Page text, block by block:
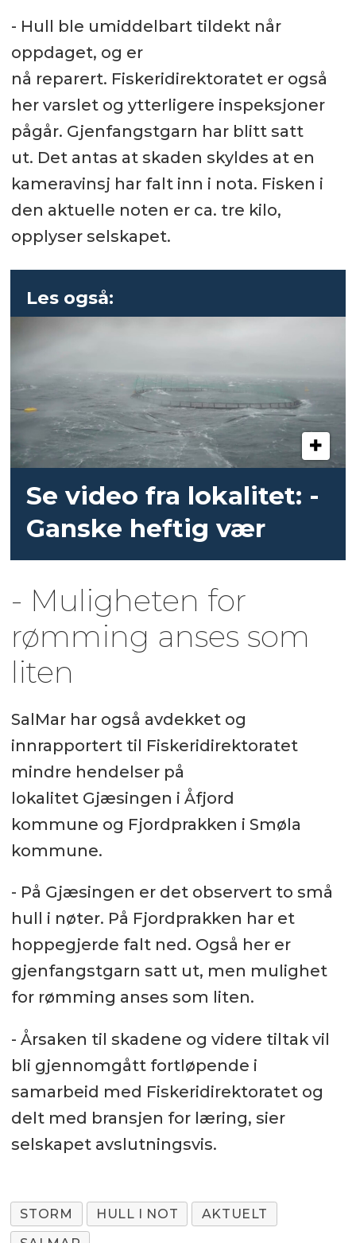
- Hull ble umiddelbart tildekt når
oppdaget, og er
nå reparert. Fiskeridirektoratet er også
her varslet og ytterligere inspeksjoner
pågår. Gjenfangstgarn har blitt satt
ut. Det antas at skaden skyldes at en
kameravinsj har falt inn i nota. Fisken i
den aktuelle noten er ca. tre kilo,
opplyser selskapet.
Les også:
Se video fra lokalitet: -
Ganske heftig vær
- Muligheten for
rømming anses som
liten
SalMar har også avdekket og
innrapportert til Fiskeridirektoratet
mindre hendelser på
lokalitet Gjæsingen i Åfjord
kommune og Fjordprakken i Smøla
kommune.
- På Gjæsingen er det observert to små
hull i nøter. På Fjordprakken har et
hoppegjerde falt ned. Også her er
gjenfangstgarn satt ut, men mulighet
for rømming anses som liten.
- Årsaken til skadene og videre tiltak vil
bli gjennomgått fortløpende i
samarbeid med Fiskeridirektoratet og
delt med bransjen for læring, sier
selskapet avslutningsvis.
STORM HULL I NOT
AKTUELT